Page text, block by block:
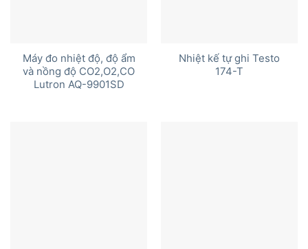
Máy đo nhiệt độ, độ ẩm
và nồng độ CO2,O2,CO
Lutron AQ-9901SD
Nhiệt kế tự ghi Testo
174-T